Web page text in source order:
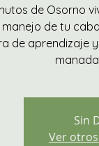
de Osorno
de tu
de aprendizaje
Sin
Ver